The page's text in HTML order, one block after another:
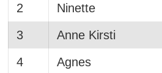
2
Ninette
3
Anne Kirsti
4
Agnes